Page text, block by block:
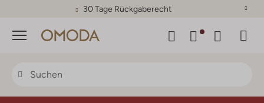
30 Tage Rückgaberecht
Menü